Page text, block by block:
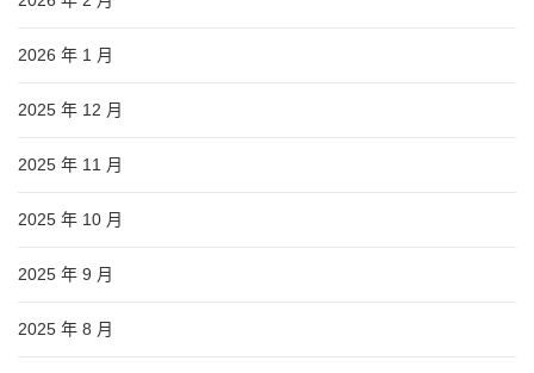
2026 年 1 月
2025 年 12 月
2025 年 11 月
2025 年 10 月
2025 年 9 月
2025 年 8 月